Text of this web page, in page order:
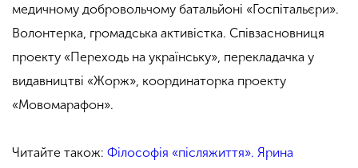
медичному добровольчому батальйоні «Госпітальєри».
Волонтерка, громадська активістка. Співзасновниця
проекту «Переходь на українську», перекладачка у
видавництві «Жорж», координаторка проекту
«Мовомарафон».
Читайте також: Філософія «післяжиття». Ярина